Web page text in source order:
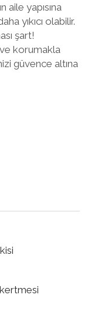
aile yapısına
yıkıcı olabilir.
şart!
korumakla
güvence altına